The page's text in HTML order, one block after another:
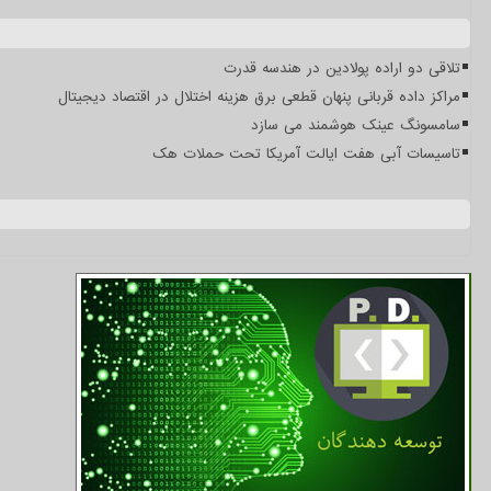
تلاقی دو اراده پولادین در هندسه قدرت
مراکز داده قربانی پنهان قطعی برق هزینه اختلال در اقتصاد دیجیتال
سامسونگ عینک هوشمند می سازد
تاسیسات آبی هفت ایالت آمریکا تحت حملات هک